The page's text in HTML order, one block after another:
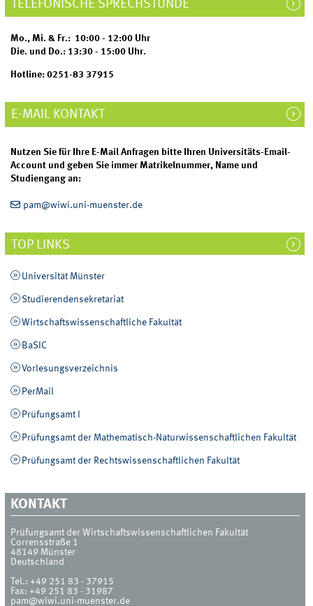
TELEFONISCHE SPRECHSTUNDE
Mo., Mi. & Fr.: 10:00 - 12:00 Uhr
Die. und Do.: 13:30 - 15:00 Uhr.
Hotline: 0251-83 37915
E-MAIL KONTAKT
Nutzen Sie für Ihre E-Mail Anfragen bitte Ihren Universitäts-Email-
Account und geben Sie immer Matrikelnummer, Name und
Studiengang an:
pam@wiwi.uni-muenster.de
TOP LINKS
Universität Münster
Studierendensekretariat
Wirtschaftswissenschaftliche Fakultät
BaSIC
Vorlesungsverzeichnis
PerMail
Prüfungsamt I
Prüfungsamt der Mathematisch-Naturwissenschaftlichen Fakultät
Prüfungsamt der Rechtswissenschaftlichen Fakultät
KONTAKT
Prüfungsamt der Wirtschaftswissenschaftlichen Fakultät
Corrensstraße 1
48149 Münster
Deutschland
Tel.:+49 251 83 - 37915
Fax:+49 251 83 - 31987
pam@wiwi.uni-muenster.de